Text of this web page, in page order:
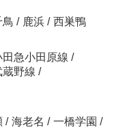
鳥 / 鹿浜 / 西巣鴨
田急小田原線 /
蔵野線 /
/ 海老名 / 一橋学園 /